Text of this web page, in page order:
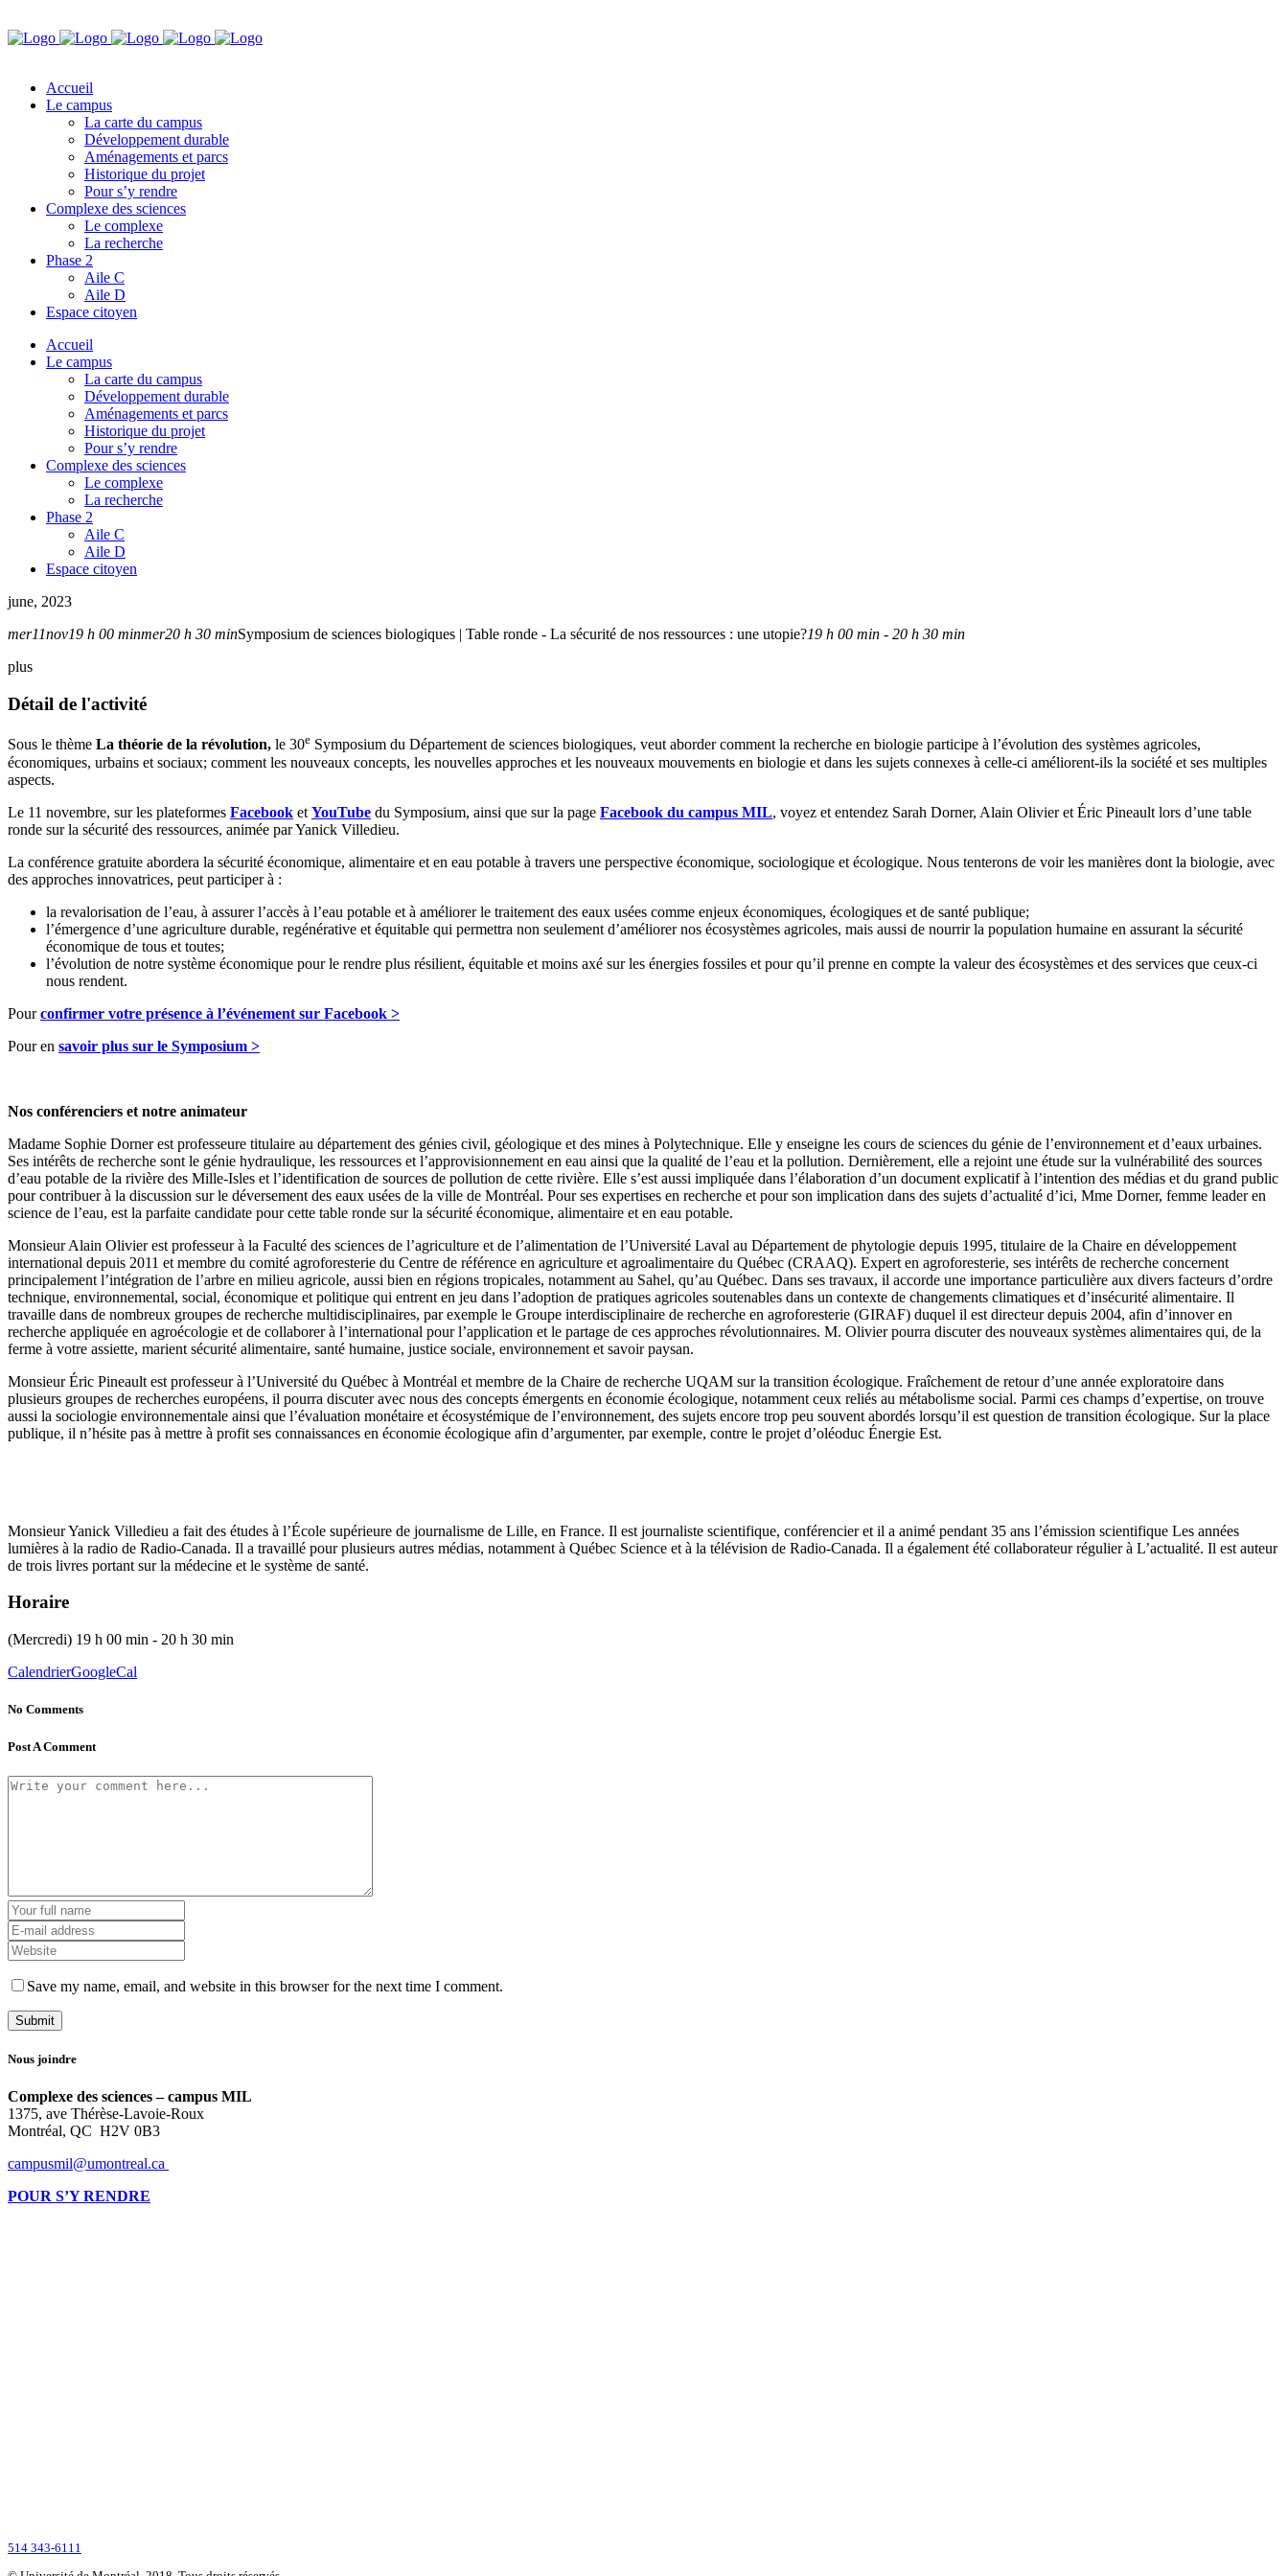
Accueil
Le campus
La carte du campus
Développement durable
Aménagements et parcs
Historique du projet
Pour s’y rendre
Complexe des sciences
Le complexe
La recherche
Phase 2
Aile C
Aile D
Espace citoyen
Accueil
Le campus
La carte du campus
Développement durable
Aménagements et parcs
Historique du projet
Pour s’y rendre
Complexe des sciences
Le complexe
La recherche
Phase 2
Aile C
Aile D
Espace citoyen
june, 2023
mer11nov19 h 00 minmer20 h 30 minSymposium de sciences biologiques | Table ronde - La sécurité de nos ressources : une utopie?19 h 00 min - 20 h 30 min
plus
Détail de l'activité
Sous le thème La théorie de la révolution, le 30e Symposium du Département de sciences biologiques, veutaborder comment la recherche en biologie participe à l’évolution des systèmes agricoles,
économiques, urbains et sociaux; comment les nouveaux concepts, les nouvelles approches et les nouveaux mouvements en biologie et dans les sujets connexes à celle-ci améliorent-ils la société et ses multiples
aspects.
Le 11 novembre, sur les plateformes Facebook et YouTube du Symposium, ainsi que sur la page Facebook du campus MIL, voyez et entendez Sarah Dorner, Alain Olivier et Éric Pineault lors d’une table
ronde sur la sécurité des ressources, animée par Yanick Villedieu.
La conférence gratuite abordera la sécurité économique, alimentaire et en eau potable à travers une perspective économique, sociologique et écologique. Nous tenterons de voir les manières dont la biologie, avec
des approches innovatrices, peut participer à :
la revalorisation de l’eau, à assurer l’accès à l’eau potable et à améliorer le traitement des eaux usées comme enjeux économiques, écologiques et de santé publique;
l’émergence d’une agriculture durable, regénérative et équitable qui permettra non seulement d’améliorer nos écosystèmes agricoles, mais aussi de nourrir la population humaine en assurant la sécurité
économique de tous et toutes;
l’évolution de notre système économique pour le rendre plus résilient, équitable et moins axé sur les énergies fossiles et pour qu’il prenne en compte la valeur des écosystèmes et des services que ceux-ci
nous rendent.
Pourconfirmer votre présence à l’événement sur Facebook >
Pour en savoir plus sur le Symposium >
Nos conférenciers et notre animateur
Madame Sophie Dorner est professeure titulaire au département des génies civil, géologique et des mines à Polytechnique. Elle y enseigne les cours de sciences du génie de l’environnement et d’eaux urbaines.
Ses intérêts de recherche sont le génie hydraulique, les ressources et l’approvisionnement en eau ainsi que la qualité de l’eau et la pollution. Dernièrement, elle a rejoint une étude sur la vulnérabilité des sources
d’eau potable de la rivière des Mille-Isles et l’identification de sources de pollution de cette rivière. Elle s’est aussi impliquée dans l’élaboration d’un document explicatif à l’intention des médias et du grand public
pour contribuer à la discussion sur le déversement des eaux usées de la ville de Montréal. Pour ses expertises en recherche et pour son implication dans des sujets d’actualité d’ici, Mme Dorner, femme leader en
science de l’eau, est la parfaite candidate pour cette table ronde sur la sécurité économique, alimentaire et en eau potable.
Monsieur Alain Olivier est professeur à la Faculté des sciences de l’agriculture et de l’alimentation de l’Université Laval au Département de phytologie depuis 1995, titulaire de la Chaire en développement
international depuis 2011 et membre du comité agroforesterie du Centre de référence en agriculture et agroalimentaire du Québec (CRAAQ). Expert en agroforesterie, ses intérêts de recherche concernent
principalement l’intégration de l’arbre en milieu agricole, aussi bien en régions tropicales, notamment au Sahel, qu’au Québec. Dans ses travaux, il accorde une importance particulière aux divers facteurs d’ordre
technique, environnemental, social, économique et politique qui entrent en jeu dans l’adoption de pratiques agricoles soutenables dans un contexte de changements climatiques et d’insécurité alimentaire. Il
travaille dans de nombreux groupes de recherche multidisciplinaires, par exemple le Groupe interdisciplinaire de recherche en agroforesterie (GIRAF) duquel il est directeur depuis 2004, afin d’innover en
recherche appliquée en agroécologie et de collaborer à l’international pour l’application et le partage de ces approches révolutionnaires. M. Olivier pourra discuter des nouveaux systèmes alimentaires qui, de la
ferme à votre assiette, marient sécurité alimentaire, santé humaine, justice sociale, environnement et savoir paysan.
Monsieur Éric Pineault est professeur à l’Université du Québec à Montréal et membre de la Chaire de recherche UQAM sur la transition écologique. Fraîchement de retour d’une année exploratoire dans
plusieurs groupes de recherches européens, il pourra discuter avec nous des concepts émergents en économie écologique, notamment ceux reliés au métabolisme social. Parmi ces champs d’expertise, on trouve
aussi la sociologie environnementale ainsi que l’évaluation monétaire et écosystémique de l’environnement, des sujets encore trop peu souvent abordés lorsqu’il est question de transition écologique. Sur la place
publique, il n’hésite pas à mettre à profit ses connaissances en économie écologique afin d’argumenter, par exemple, contre le projet d’oléoduc Énergie Est.
Monsieur Yanick Villedieu a fait des études à l’École supérieure de journalisme de Lille, en France. Il est journaliste scientifique, conférencier et il a animé pendant 35 ans l’émission scientifique Les années
lumières à la radio de Radio-Canada. Il a travaillé pour plusieurs autres médias, notamment à Québec Science et à la télévision de Radio-Canada. Il a également été collaborateur régulier à L’actualité. Il est auteur
de trois livres portant sur la médecine et le système de santé.
Horaire
(Mercredi) 19 h 00 min - 20 h 30 min
CalendrierGoogleCal
No Comments
Post A Comment
Save my name, email, and website in this browser for the next time I comment.
Nous joindre
Complexe des sciences – campus MIL
1375, ave Thérèse-Lavoie-Roux
Montréal, QC H2V 0B3
campusmil@umontreal.ca
POUR S’Y RENDRE
514 343-6111